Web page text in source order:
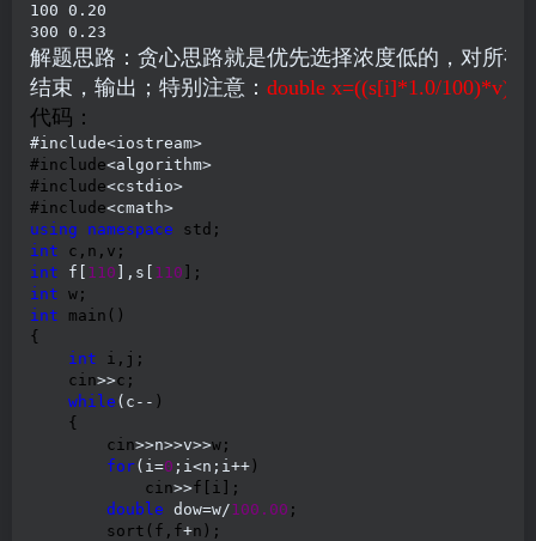
100 0.20
300 0.23
解题思路：贪心思路就是优先选择浓度低的，对所
结束，输出；特别注意： double x=((s[i]*1.0/100)*v)/
代码：
#include<iostream>
#include<algorithm>
#include<cstdio>
#include
using
namespace
int
int f[ 110 ],s[ 110
int
int main()
{
int i,j;
    cin
>>c;
while (c-- )
    {
        cin
>>n>>v>>w;
for(i=0 ;i<n;i++ )
            cin
>>f[i];
double dow=w/100.00 ;
        sort(f,f
+n);